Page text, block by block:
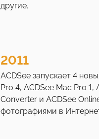
другие.
2011
ACDSee запускает 4
Pro 4, ACDSee Mac Pro 1,
Converter и ACDSee
фотографиями в